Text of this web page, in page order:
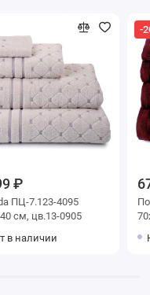
₽
ПЦ-7.123-4095
см, цв.13-0905
в наличии
-
70х140